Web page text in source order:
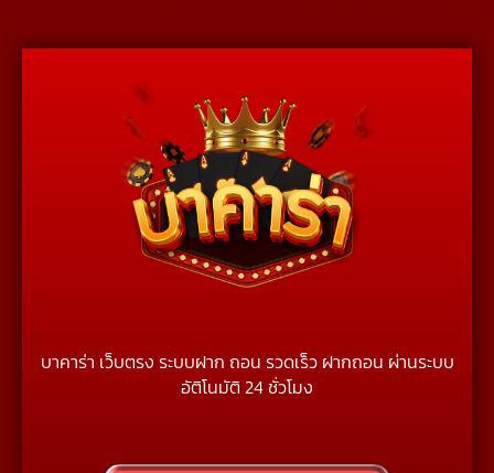
บาคาร่า เว็บตรง ระบบฝาก ถอน รวดเร็ว ฝากถอน ผ่านระบบ
อัติโนมัติ 24 ชั่วโมง